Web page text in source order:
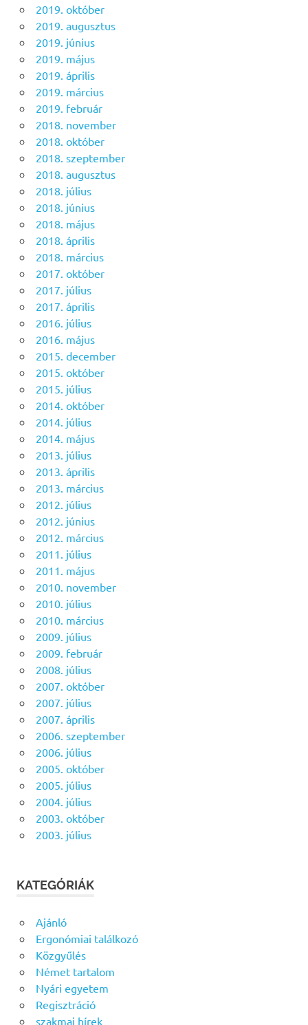
2019. október
2019. augusztus
2019. június
2019. május
2019. április
2019. március
2019. február
2018. november
2018. október
2018. szeptember
2018. augusztus
2018. július
2018. június
2018. május
2018. április
2018. március
2017. október
2017. július
2017. április
2016. július
2016. május
2015. december
2015. október
2015. július
2014. október
2014. július
2014. május
2013. július
2013. április
2013. március
2012. július
2012. június
2012. március
2011. július
2011. május
2010. november
2010. július
2010. március
2009. július
2009. február
2008. július
2007. október
2007. július
2007. április
2006. szeptember
2006. július
2005. október
2005. július
2004. július
2003. október
2003. július
KATEGÓRIÁK
Ajánló
Ergonómiai találkozó
Közgyűlés
Német tartalom
Nyári egyetem
Regisztráció
szakmai hírek